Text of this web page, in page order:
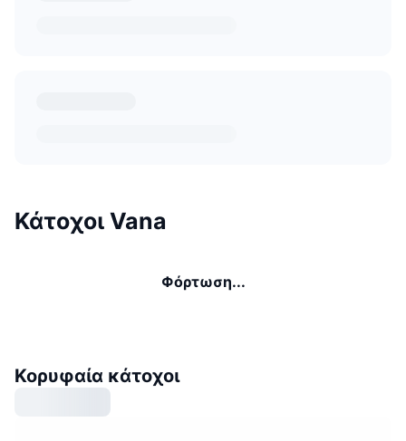
Κάτοχοι Vana
Φόρτωση...
Κορυφαία κάτοχοι